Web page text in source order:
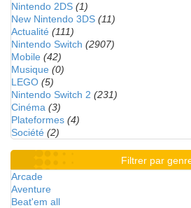
Nintendo 2DS (1)
New Nintendo 3DS (11)
Actualité (111)
Nintendo Switch (2907)
Mobile (42)
Musique (0)
LEGO (5)
Nintendo Switch 2 (231)
Cinéma (3)
Plateformes (4)
Société (2)
Filtrer par
Arcade
Aventure
Beat'em all